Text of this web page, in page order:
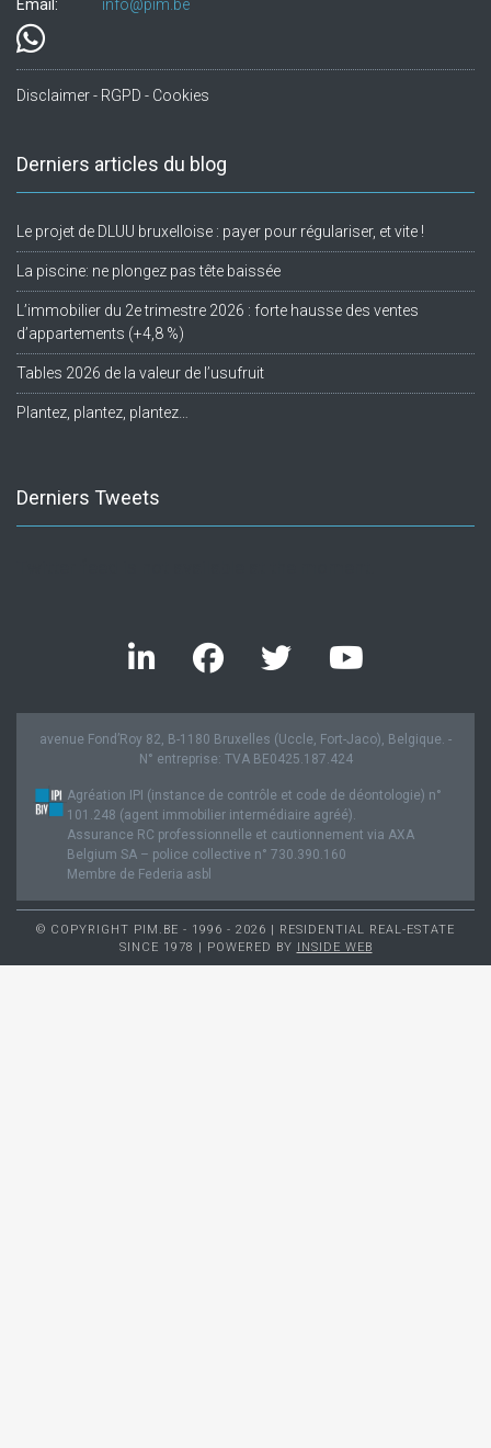
Email: info@pim.be
Disclaimer - RGPD - Cookies
Derniers articles du blog
Le projet de DLUU bruxelloise : payer pour régulariser, et vite !
La piscine: ne plongez pas tête baissée
L’immobilier du 2e trimestre 2026 : forte hausse des ventes
d’appartements (+4,8 %)
Tables 2026 de la valeur de l’usufruit
Plantez, plantez, plantez…
Derniers Tweets
avenue Fond’Roy 82, B-1180 Bruxelles (Uccle, Fort-Jaco), Belgique. -
N° entreprise: TVA BE0425.187.424
Agréation IPI (instance de contrôle et code de déontologie) n°
101.248 (agent immobilier intermédiaire agréé).
Assurance RC professionnelle et cautionnement via AXA
Belgium SA – police collective n° 730.390.160
Membre de Federia asbl
© COPYRIGHT PIM.BE - 1996 - 2026 | RESIDENTIAL REAL-ESTATE
SINCE 1978 | POWERED BY
INSIDE WEB